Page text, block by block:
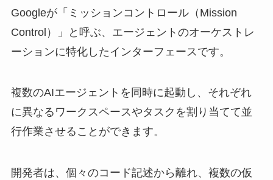
Googleが「ミッションコントロール（Mission
Control）」と呼ぶ、エージェントのオーケストレ
ーションに特化したインターフェースです。
複数のAIエージェントを同時に起動し、それぞれ
に異なるワークスペースやタスクを割り当てて並
行作業させることができます。
開発者は、個々のコード記述から離れ、複数の仮